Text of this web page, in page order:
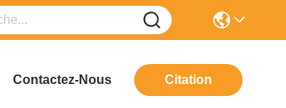
Contactez-Nous Citation